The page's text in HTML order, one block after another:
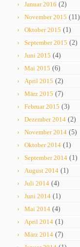
Januar 2016 (2)
November 2015 (11)
Oktober 2015 (1)
September 2015 (2)
Juni 2015 (4)
Mai 2015 (6)
April 2015 (2)
März 2015 (7)
Februar 2015 (3)
Dezember 2014 (2)
November 2014 (5)
Oktober 2014 (1)
September 2014 (1)
August 2014 (1)
Juli 2014 (4)
Juni 2014 (1)
Mai 2014 (4)
April 2014 (1)
März 2014 (7)